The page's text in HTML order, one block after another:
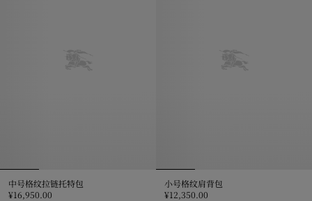
中号格纹拉链托特包
¥16,950.00
小号格纹肩背包
¥12,350.00